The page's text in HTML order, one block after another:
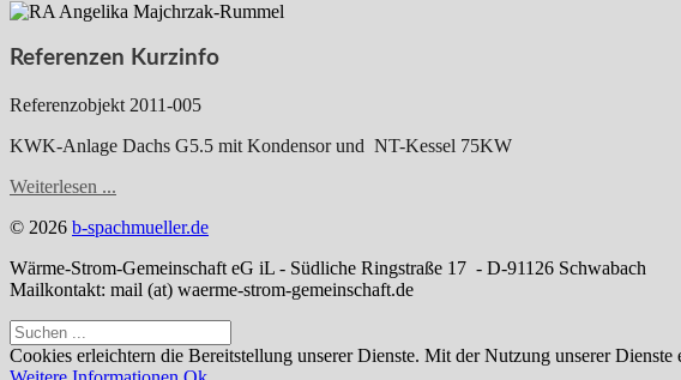
Referenzen Kurzinfo
Referenzobjekt 2011-005
KWK-Anlage Dachs G5.5 mit Kondensor und NT-Kessel 75KW
Weiterlesen ...
© 2026 b-spachmueller.de
Wärme-Strom-Gemeinschaft eG iL - Südliche Ringstraße 17 - D-91126 Schwabach
Mailkontakt: mail (at) waerme-strom-gemeinschaft.de
Cookies erleichtern die Bereitstellung unserer Dienste. Mit der Nutzung unserer